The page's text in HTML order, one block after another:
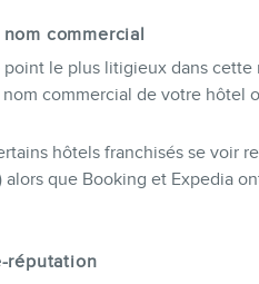
commercial
le plus litigieux dans
commercial de votre hôtel
hôtels franchisés se voir
alors que Booking et Expedia
réputation